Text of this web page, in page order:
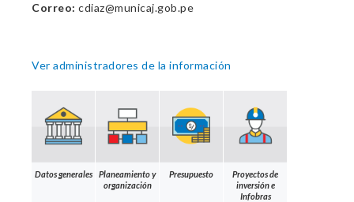
Correo: cdiaz@municaj.gob.pe
Ver administradores de la información
Datos generales
Planeamiento y
organización
Presupuesto
Proyectos de
inversión e
Infobras